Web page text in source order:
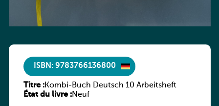
ISBN: 9783766136800
Titre :Kombi-Buch Deutsch 10 Arbeitsheft
État du livre :Neuf